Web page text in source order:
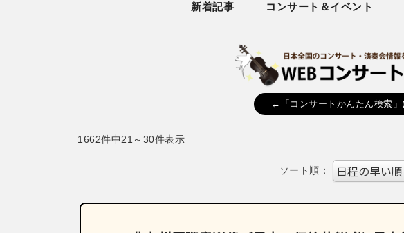
新着記事 コンサート＆イベント
←「コンサートかんたん検索」
1662件中21～30件表示
ソート順：